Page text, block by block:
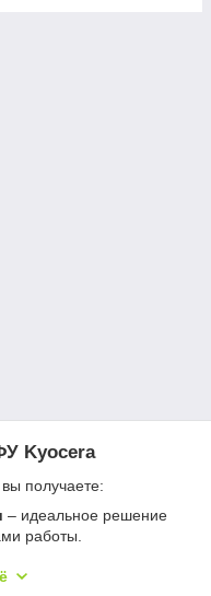
Kyocera
, вы получаете:
– идеальное решение
работы.
линии.